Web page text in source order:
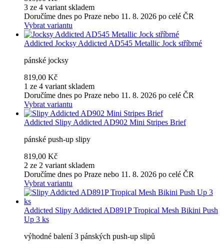
3 ze 4 variant skladem
Doručíme dnes po Praze nebo 11. 8. 2026 po celé ČR
Vybrat variantu
Addicted Jocksy Addicted AD545 Metallic Jock stříbrné
pánské jocksy
819,00 Kč
1 ze 4 variant skladem
Doručíme dnes po Praze nebo 11. 8. 2026 po celé ČR
Vybrat variantu
Addicted Slipy Addicted AD902 Mini Stripes Brief
pánské push-up slipy
819,00 Kč
2 ze 2 variant skladem
Doručíme dnes po Praze nebo 11. 8. 2026 po celé ČR
Vybrat variantu
Addicted Slipy Addicted AD891P Tropical Mesh Bikini Push
Up 3 ks
výhodné balení 3 pánských push-up slipů